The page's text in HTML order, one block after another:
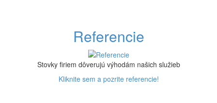
Referencie
Stovky firiem dôverujú výhodám našich služieb
Kliknite sem a pozrite referencie!